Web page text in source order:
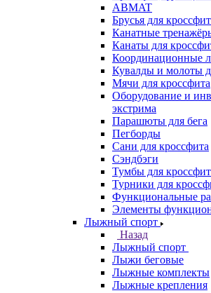
ABMAT
Брусья для
Канатные
Канаты для
Координационные
Кувалды и молоты
Мячи для кроссфита
Оборудование и
экстрима
Парашюты для бега
Пегборды
Сани для кроссфита
Сэндбэги
Тумбы для
Турники для
Функциональные
Элементы
Лыжный спорт
Назад
Лыжный спорт
Лыжи беговые
Лыжные комплекты
Лыжные крепления